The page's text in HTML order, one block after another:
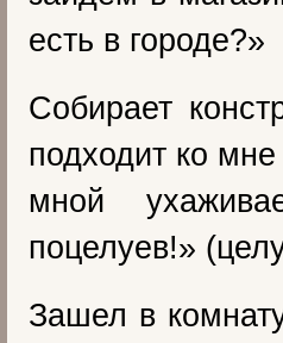
есть в городе?»
Собирает
подходит ко
мной
поцелуев!»
Зашел в